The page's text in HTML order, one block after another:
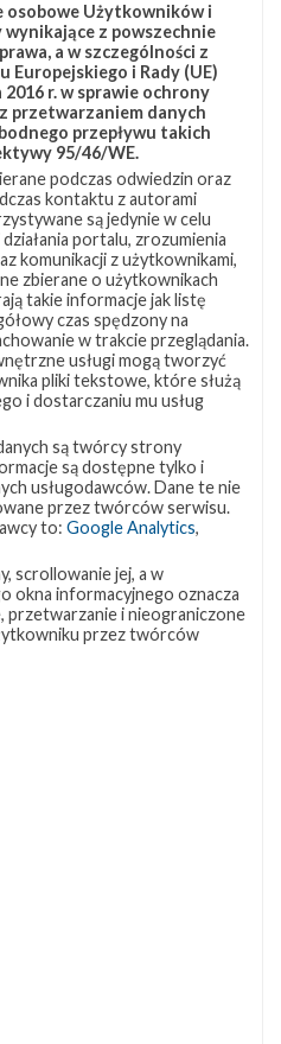
Śledź nas na Twitterze
562 SLC-40 522
SLC-4E 284
JRTI 214
Osłony ładunku
1
osobowe Użytkowników i
wynikające z powszechnie
a w szczególności z
Europejskiego i Rady (UE)
r. w sprawie ochrony
przetwarzaniem danych
przepływu takich
95/46/WE.
podczas odwiedzin oraz
kontaktu z autorami
są jedynie w celu
portalu, zrozumienia
komunikacji z użytkownikami,
zbierane o użytkownikach
takie informacje jak listę
czas spędzony na
w trakcie przeglądania.
usługi mogą tworzyć
pliki tekstowe, które służą
i dostarczaniu mu usług
są twórcy strony
są dostępne tylko i
usługodawców. Dane te nie
przez twórców serwisu.
to: Google Analytics,
scrollowanie jej, a w
okna informacyjnego oznacza
przetwarzanie i nieograniczone
przez twórców